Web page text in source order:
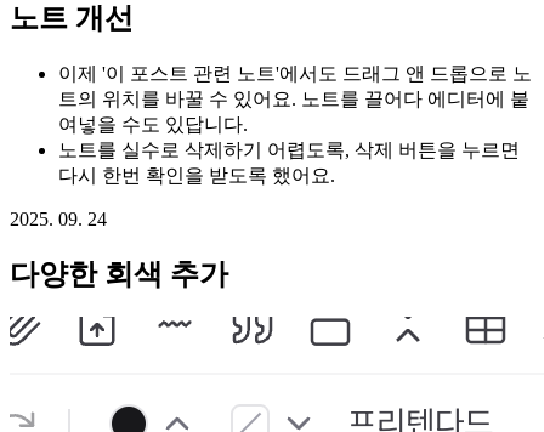
노트 개선
이제 '이 포스트 관련 노트'에서도 드래그 앤 드롭으로 노
트의 위치를 바꿀 수 있어요. 노트를 끌어다 에디터에 붙
여넣을 수도 있답니다.
노트를 실수로 삭제하기 어렵도록, 삭제 버튼을 누르면
다시 한번 확인을 받도록 했어요.
2025. 09. 24
다양한 회색 추가